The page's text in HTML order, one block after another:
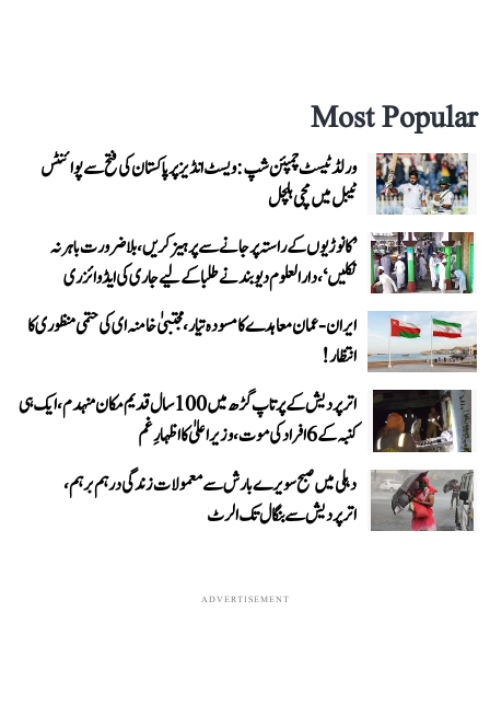
Most Popular
ورلڈ ٹیسٹ چمپئن شپ: ویسٹ انڈیز پر پاکستان کی فتح سے پوائنٹس
ٹیبل میں مچی ہلچل
’کانوڑیوں کے راستہ پر جانے سے پرہیز کریں، بلاضرورت باہر نہ
نکلیں‘، دارالعلوم دیوبند نے طلبا کے لیے جاری کی ایڈوائزری
ایران-عمان معاہدے کا مسودہ تیار، مجتبیٰ خامنہ ای کی حتمی منظوری کا
انتظار!
اتر پردیش کے پرتاپ گڑھ میں 100 سال قدیم مکان منہدم، ایک ہی
کنبہ کے 6 افراد کی موت، وزیر اعلیٰ کا اظہارِ غم
دہلی میں صبح سویرے بارش سے معمولات زندگی درہم برہم،
اترپردیش سے بنگال تک الرٹ
ADVERTISEMENT